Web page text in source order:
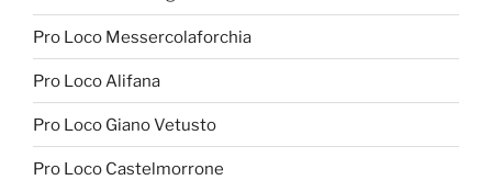
Pro Loco Messercolaforchia
Pro Loco Alifana
Pro Loco Giano Vetusto
Pro Loco Castelmorrone